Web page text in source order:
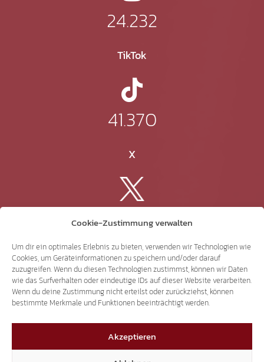
Cookie-Zustimmung verwalten
Um dir ein optimales Erlebnis zu bieten, verwenden wir Technologien wie
Cookies, um Geräteinformationen zu speichern und/oder darauf
zuzugreifen. Wenn du diesen Technologien zustimmst, können wir Daten
wie das Surfverhalten oder eindeutige IDs auf dieser Website verarbeiten.
Wenn du deine Zustimmung nicht erteilst oder zurückziehst, können
bestimmte Merkmale und Funktionen beeinträchtigt werden.
Akzeptieren
24.232
TikTok
41.370
X
3.507
Threads
3.401
YouTube